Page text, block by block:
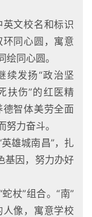
文校名和标识
同心圆，寓意
同心圆。
续发扬“政治坚
扶伤”的红医精
智体美劳全面
力奋斗。
雄城南昌”，扎
基因，努力办好
杖”组合。“南”
像，寓意学校